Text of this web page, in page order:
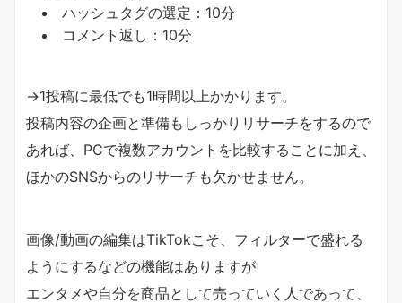
ハッシュタグの選定：10分
コメント返し：10分
→1投稿に最低でも1時間以上かかります。
投稿内容の企画と準備もしっかりリサーチをするので
あれば、 PCで複数アカウントを比較することに加え、
ほかのSNSからのリサーチも欠かせません。
画像/動画の編集はTikTokこそ、 フィルターで盛れる
ようにするなどの機能はありますが
エンタメや自分を商品として売っていく人であって、